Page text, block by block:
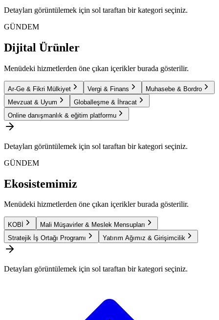
Detayları görüntülemek için sol taraftan bir kategori seçiniz.
GÜNDEM
Dijital Ürünler
Menüdeki hizmetlerden öne çıkan içerikler burada gösterilir.
Ar-Ge & Fikri Mülkiyet Vergi & Finans
Muhasebe & Bordro
Mevzuat & Uyum
Globalleşme & İhracat
Online danışmanlık & eğitim platformu
Detayları görüntülemek için sol taraftan bir kategori seçiniz.
GÜNDEM
Ekosistemimiz
Menüdeki hizmetlerden öne çıkan içerikler burada gösterilir.
KOBİ
Mali Müşavirler & Meslek Mensupları
Stratejik İş Ortağı Programı
Yatırım Ağımız & Girişimcilik
Detayları görüntülemek için sol taraftan bir kategori seçiniz.